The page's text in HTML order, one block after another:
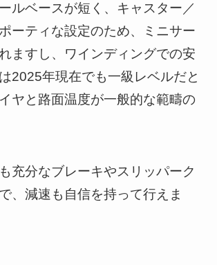
ルベースが短く、キャスター／
ーティな設定のため、ミニサー
ますし、ワインディングでの安
2025年現在でも一級レベルだと
ヤと路面温度が一般的な範疇の
充分なブレーキやスリッパーク
、減速も自信を持って行えま